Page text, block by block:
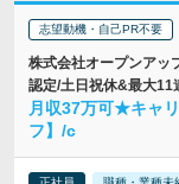
志望動機・自己PR不要
株式会社オープンアッ
認定/土日祝休&最大11
月収37万可★キャ
フ】/c